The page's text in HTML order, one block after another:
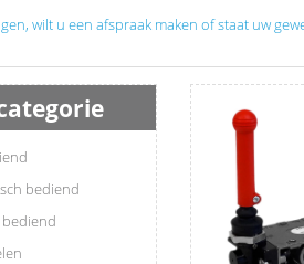
wilt u een afspraak maken of staat uw
bediend
bediend